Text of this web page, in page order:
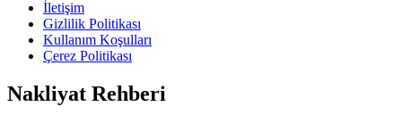
İletişim
Gizlilik Politikası
Kullanım Koşulları
Çerez Politikası
Nakliyat Rehberi